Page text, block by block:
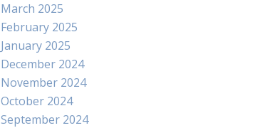
March 2025
February 2025
January 2025
December 2024
November 2024
October 2024
September 2024